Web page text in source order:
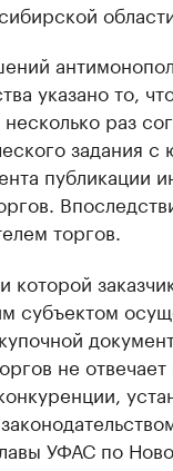
указано то,
раз
задания
публикации
торгов.
которой
субъектом
не
УФАС по